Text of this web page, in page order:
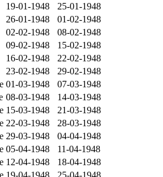
19-01-1948
25-01-1948
26-01-1948
01-02-1948
02-02-1948
08-02-1948
09-02-1948
15-02-1948
16-02-1948
22-02-1948
23-02-1948
29-02-1948
01-03-1948
07-03-1948
08-03-1948
14-03-1948
15-03-1948
21-03-1948
22-03-1948
28-03-1948
29-03-1948
04-04-1948
05-04-1948
11-04-1948
12-04-1948
18-04-1948
19-04-1948
25-04-1948